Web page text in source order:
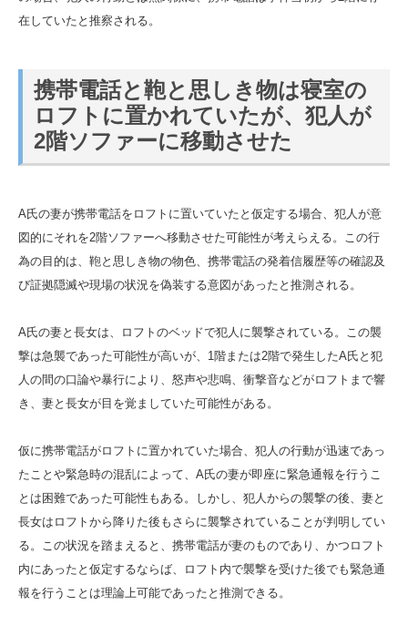
在していたと推察される。
携帯電話と鞄と思しき物は寝室の
ロフトに置かれていたが、犯人が
2階ソファーに移動させた
A氏の妻が携帯電話をロフトに置いていたと仮定する場合、犯人が意
図的にそれを2階ソファーへ移動させた可能性が考えらえる。この行
為の目的は、鞄と思しき物の物色、携帯電話の発着信履歴等の確認及
び証拠隠滅や現場の状況を偽装する意図があったと推測される。
A氏の妻と長女は、ロフトのベッドで犯人に襲撃されている。この襲
撃は急襲であった可能性が高いが、1階または2階で発生したA氏と犯
人の間の口論や暴行により、怒声や悲鳴、衝撃音などがロフトまで響
き、妻と長女が目を覚ましていた可能性がある。
仮に携帯電話がロフトに置かれていた場合、犯人の行動が迅速であっ
たことや緊急時の混乱によって、A氏の妻が即座に緊急通報を行うこ
とは困難であった可能性もある。しかし、犯人からの襲撃の後、妻と
長女はロフトから降りた後もさらに襲撃されていることが判明してい
る。この状況を踏まえると、携帯電話が妻のものであり、かつロフト
内にあったと仮定するならば、ロフト内で襲撃を受けた後でも緊急通
報を行うことは理論上可能であったと推測できる。